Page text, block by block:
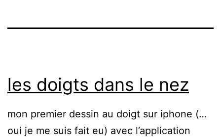
les doigts dans le nez
mon premier dessin au doigt sur iphone (…
oui je me suis fait eu) avec l’application